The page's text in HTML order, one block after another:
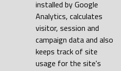
installed by Google
Analytics, calculates
visitor, session and
campaign data and also
keeps track of site
usage for the site's